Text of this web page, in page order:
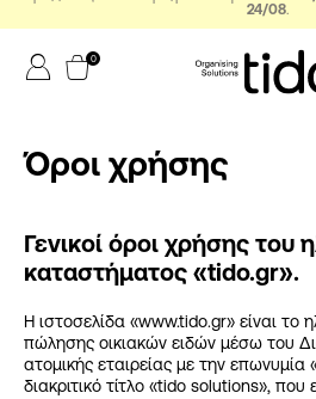
24/08.
0
Όροι χρήσης
Γενικοί όροι χρήσης του
καταστήματος «tido.gr».
Η ιστοσελίδα «www.tido.gr» είναι το
πώλησης οικιακών ειδών μέσω του
ατομικής εταιρείας με την επωνυμία
διακριτικό τίτλο «tido solutions»,